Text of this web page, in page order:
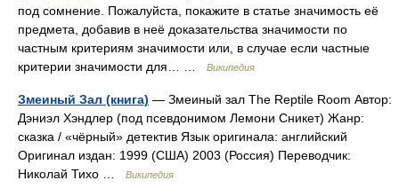
под сомнение. Пожалуйста, покажите в статье значимость её
предмета, добавив в неё доказательства значимости по
частным критериям значимости или, в случае если частные
критерии значимости для… …
Википедия
Змеиный Зал (книга) — Змеиный зал The Reptile Room Автор:
Дэниэл Хэндлер (под псевдонимом Лемони Сникет) Жанр:
сказка / «чёрный» детектив Язык оригинала: английский
Оригинал издан: 1999 (США) 2003 (Россия) Переводчик:
Николай Тихо …
Википедия